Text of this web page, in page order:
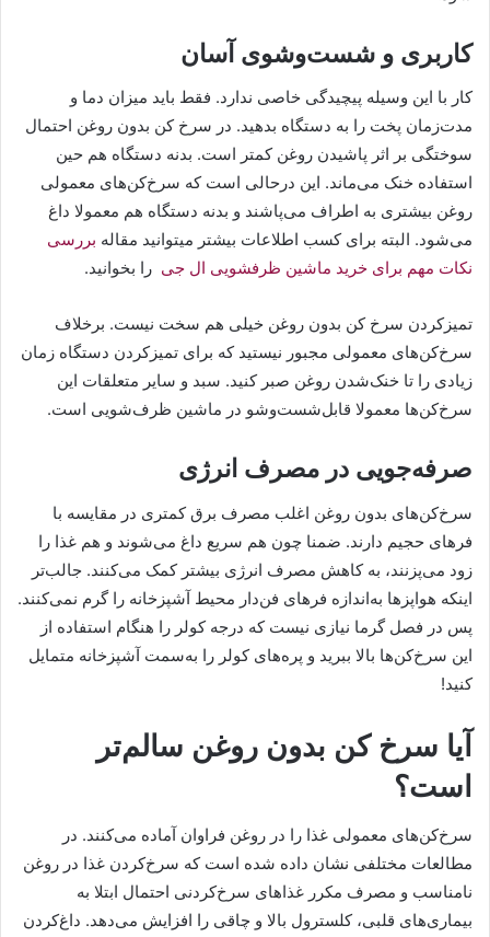
کاربری و شست‌وشوی آسان
کار با این وسیله پیچیدگی خاصی ندارد. فقط باید میزان دما و
مدت‌زمان پخت را به دستگاه بدهید. در سرخ‌ کن بدون روغن احتمال
سوختگی بر اثر پاشیدن روغن کمتر است. بدنه دستگاه هم حین
استفاده خنک می‌ماند. این درحالی است که سرخ‌کن‌های معمولی
روغن بیشتری به اطراف می‌پاشند و بدنه دستگاه هم معمولا داغ
می‌شود. البته برای کسب اطلاعات بیشتر میتوانید مقاله بررسی
نکات مهم برای خرید ماشین ظرفشویی ال جی را بخوانید.
تمیزکردن سرخ کن بدون روغن خیلی هم سخت نیست. برخلاف
سرخ‌کن‌های معمولی مجبور نیستید که برای تمیزکردن دستگاه زمان
زیادی را تا خنک‌شدن روغن صبر کنید. سبد و سایر متعلقات این
سرخ‌کن‌ها معمولا قابل‌شست‌وشو در ماشین ظرف‌شویی است.
صرفه‌جویی در مصرف انرژی
سرخ‌کن‌های بدون روغن اغلب مصرف برق کمتری در مقایسه با
فرهای حجیم دارند. ضمنا چون هم سریع داغ می‌شوند و هم غذا را
زود می‌پزنند، به کاهش مصرف انرژی بیشتر کمک می‌کنند. جالب‌تر
اینکه هواپزها به‌اندازه فرهای فن‌دار محیط آشپزخانه را گرم نمی‌کنند.
پس در فصل گرما نیازی نیست که درجه کولر را هنگام استفاده از
این سرخ‌کن‌ها بالا ببرید و پره‌های کولر را به‌سمت آشپزخانه متمایل
کنید!
آیا سرخ کن بدون روغن سالم‌تر
است؟
سرخ‌کن‌های معمولی غذا را در روغن فراوان آماده می‌کنند. در
مطالعات مختلفی نشان داده شده است که سرخ‌کردن غذا در روغن
نامناسب و مصرف مکرر غذاهای سرخ‌کردنی احتمال ابتلا به
بیماری‌های قلبی، کلسترول بالا و چاقی را افزایش می‌دهد. داغ‌کردن